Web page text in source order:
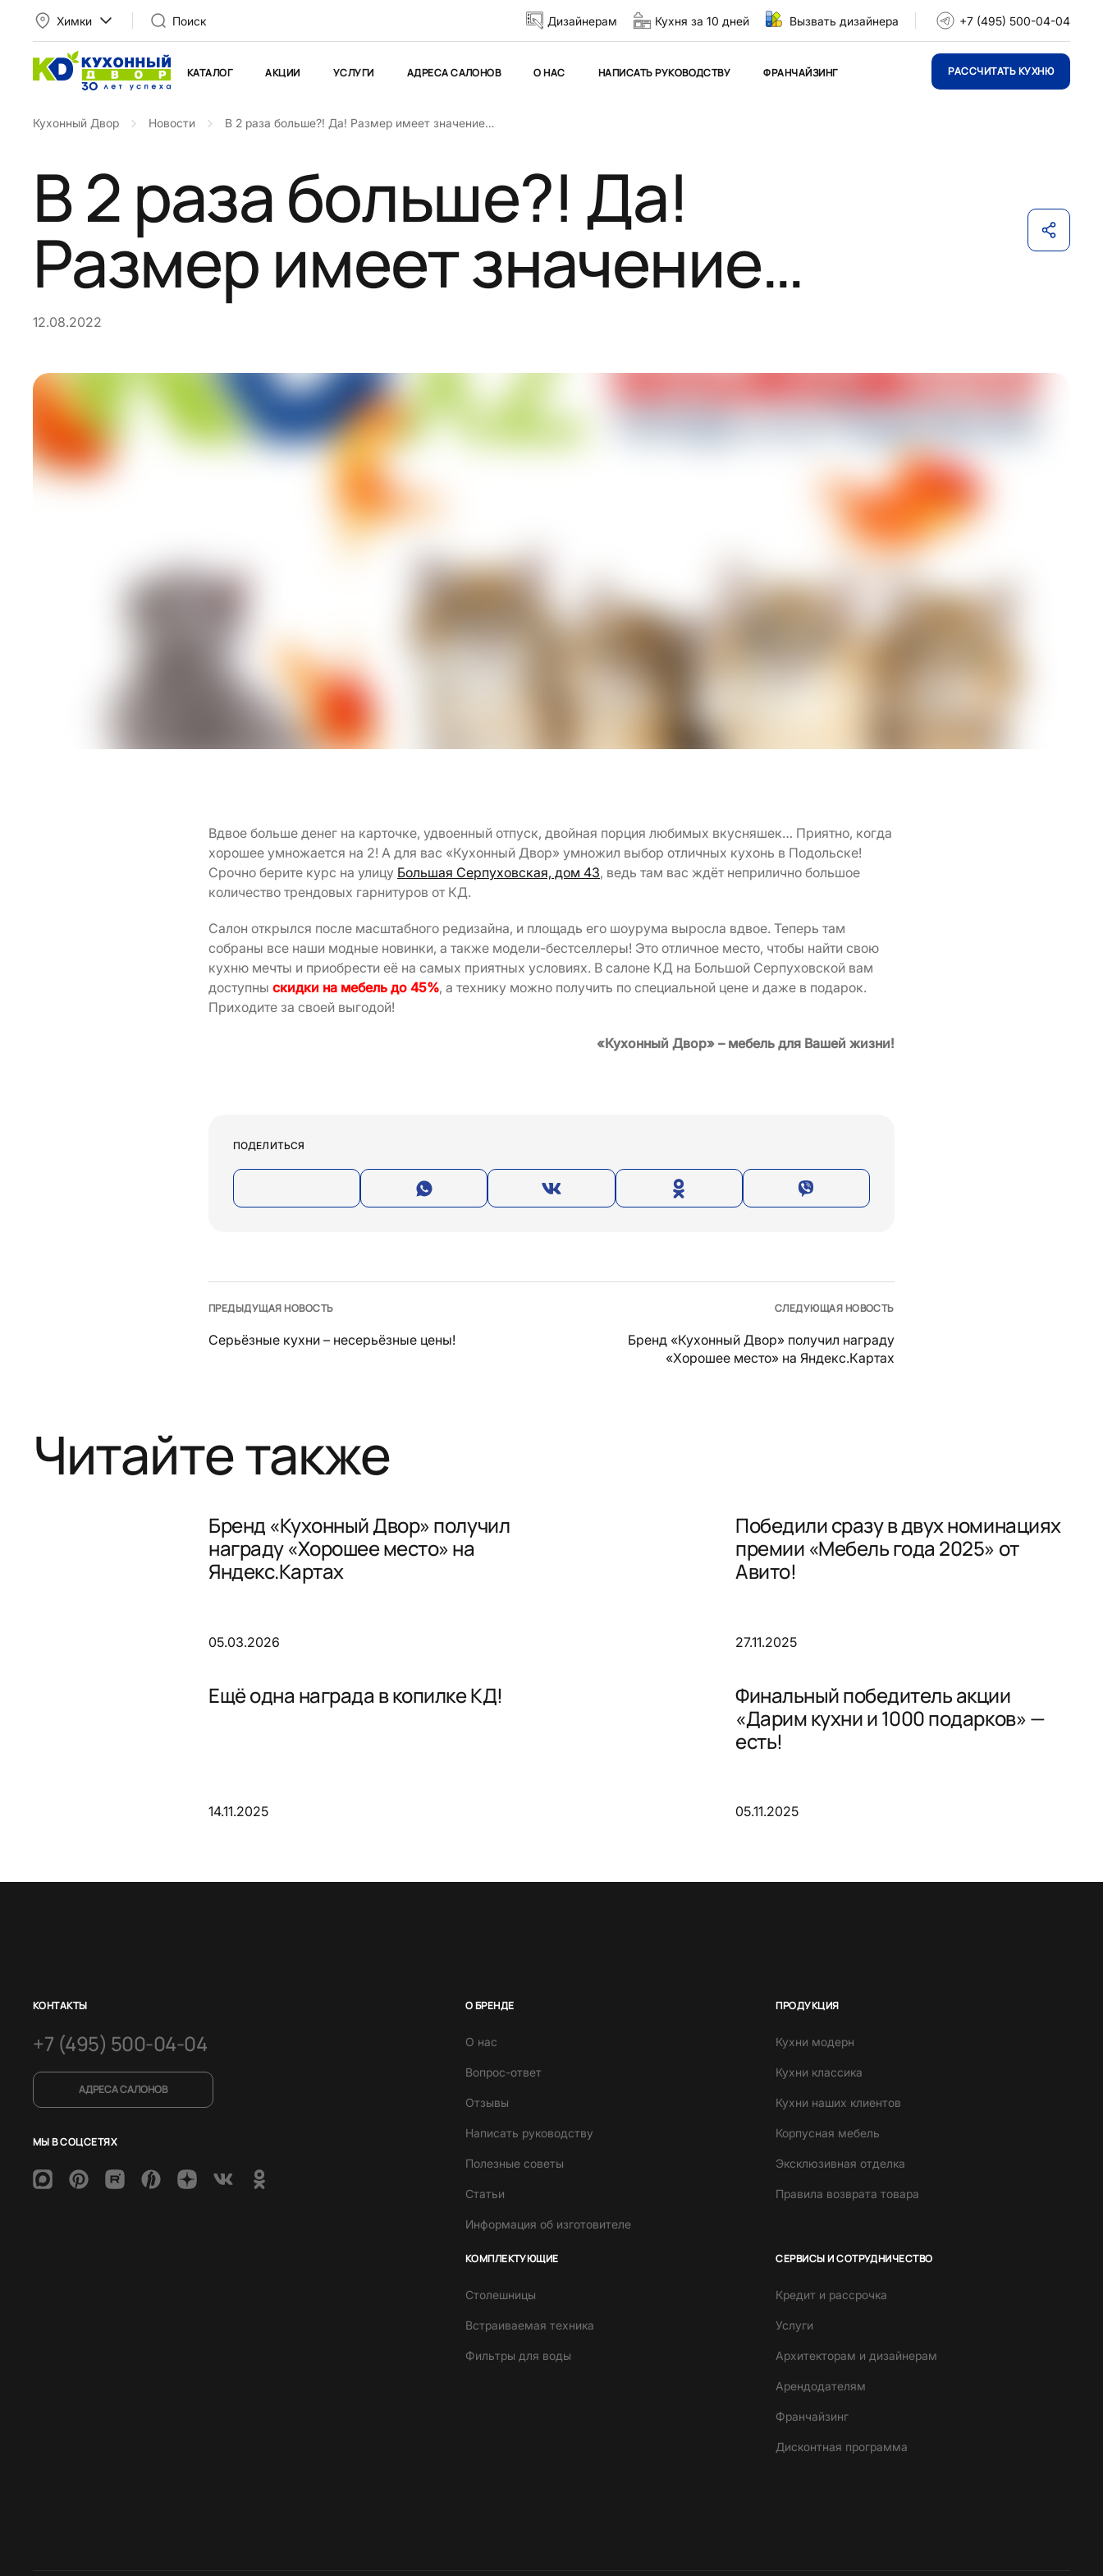
Химки Поиск Дизайнерам Кухня за 10 дней Вызвать дизайнера +7 (495) 500-04-04
КАТАЛОГ АКЦИИ УСЛУГИ АДРЕСА САЛОНОВ О НАС НАПИСАТЬ РУКОВОДСТВУ ФРАНЧАЙЗИНГ РАССЧИТАТЬ КУХНЮ
Кухонный Двор Новости В 2 раза больше?! Да! Размер имеет значение…
В 2 раза больше?! Да!
Размер имеет значение…
12.08.2022
Вдвое больше денег на карточке, удвоенный отпуск, двойная порция любимых вкусняшек… Приятно, когда
хорошее умножается на 2! А для вас «Кухонный Двор» умножил выбор отличных кухонь в Подольске!
Срочно берите курс на улицу Большая Серпуховская, дом 43, ведь там вас ждёт неприлично большое
количество трендовых гарнитуров от КД.
Салон открылся после масштабного редизайна, и площадь его шоурума выросла вдвое. Теперь там
собраны все наши модные новинки, а также модели-бестселлеры! Это отличное место, чтобы найти свою
кухню мечты и приобрести её на самых приятных условиях. В салоне КД на Большой Серпуховской вам
доступны скидки на мебель до 45%, а технику можно получить по специальной цене и даже в подарок.
Приходите за своей выгодой!
«Кухонный Двор» – мебель для Вашей жизни!
ПОДЕЛИТЬСЯ
ПРЕДЫДУЩАЯ НОВОСТЬ
Серьёзные кухни – несерьёзные цены!
СЛЕДУЮЩАЯ НОВОСТЬ
Бренд «Кухонный Двор» получил награду
«Хорошее место» на Яндекс.Картах
Читайте также
Бренд «Кухонный Двор» получил
награду «Хорошее место» на
Яндекс.Картах
05.03.2026
Победили сразу в двух номинациях
премии «Мебель года 2025» от
Авито!
27.11.2025
Ещё одна награда в копилке КД!
14.11.2025
Финальный победитель акции
«Дарим кухни и 1000 подарков» —
есть!
05.11.2025
КОНТАКТЫ
+7 (495) 500-04-04
АДРЕСА САЛОНОВ
МЫ В СОЦСЕТЯХ
О БРЕНДЕ
О нас
Вопрос-ответ
Отзывы
Написать руководству
Полезные советы
Статьи
Информация об изготовителе
ПРОДУКЦИЯ
Кухни модерн
Кухни классика
Кухни наших клиентов
Корпусная мебель
Эксклюзивная отделка
Правила возврата товара
КОМПЛЕКТУЮЩИЕ
Столешницы
Встраиваемая техника
Фильтры для воды
СЕРВИСЫ И СОТРУДНИЧЕСТВО
Кредит и рассрочка
Услуги
Архитекторам и дизайнерам
Арендодателям
Франчайзинг
Дисконтная программа